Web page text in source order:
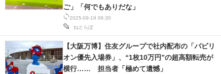
2025-09-19 06:30
ねとらぼ
ご」「何でもありだな」
【大阪万博】住友グループで社内配布の「パビリ
オン優先入場券」、“1枚10万円”の超高額転売が
横行…… 担当者「極めて遺憾」